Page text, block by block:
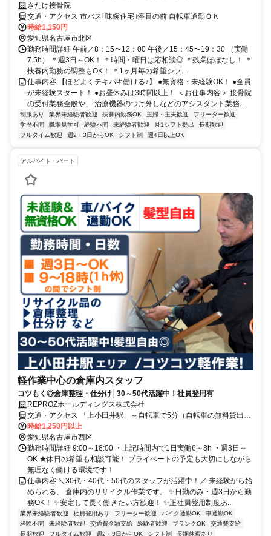
さたけ接骨院
交通・アクセス 市バス｢味鋺住宅｣停目の前 自転車通勤ＯＫ
時給1,150円
愛知県名古屋市北区
勤務時間詳細 午前／8：15〜12：00 午後／15：45〜19：30 （実働
7.5h） ＊週3日～OK！ ＊時間・曜日は応相談◎ ＊残業ほぼなし！ ＊
扶養内勤務の調整もOK！ ＊1ヶ月毎の希望シフ...
仕事内容 【ほどよくテキパキ働ける♪】 ●無資格・未経験OK！ ●全員
が未経験スタート！ ●お昼休みは3時間以上！ ＜お仕事内容＞ 接骨院
の受付業務全般や、 治療機器のつけ外しなどのアシスタント業務...
制服あり 業界未経験者歓迎 扶養内勤務OK 主婦・主夫歓迎
フリーター歓迎
学歴不問
職場見学可 経験不問 未経験者歓迎 月1シフト提出
長期歓迎
フルタイム歓迎
週2・3日からOK シフト制 週4日以上OK
アルバイト・パート
軽作業中心の倉庫内スタッフ
コツもく◎倉庫整理・仕分け│30～50代活躍中！社員登用有
REPROZホールディングス株式会社
交通・アクセス 「上小田井駅」～自転車で5分（自転車の無料貸出あ
り）
時給1,250円以上
愛知県名古屋市西区
勤務時間詳細 9:00～18:00 ・上記時間内で1日実働6～8h ・週3日～
OK ★休日の希望も相談可能！ プライベートの予定も大切にしながら
無理なく働ける環境です！
仕事内容 ＼30代・40代・50代のスタッフが活躍中！／ 未経験から始
められる、 倉庫内のリサイクル作業です。 ✨日勤のみ・週3日から勤
務OK！ ✨安定して長く働きたい方歓迎！ ✨正社員登用制度あ...
業界未経験者歓迎 社員登用あり フリーター歓迎 バイク通勤OK
車通勤OK
経験不問
未経験者歓迎 交通費全額支給 経験者歓迎 ブランクOK
交通費支給
長期歓迎
フルタイム歓迎 週2・3日からOK シフト制 長期休暇あり